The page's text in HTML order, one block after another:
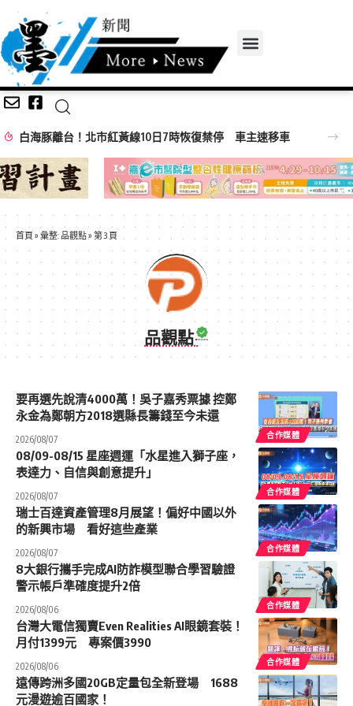
白海豚離台！北市紅黃線10日7時恢復禁停 車主速移車
首頁 » 彙整: 品觀點» 第 3 頁
品觀點
合作媒體
要再選先說清4000萬！吳子嘉秀票據 控鄭
永金為鄭朝方2018選縣長籌錢至今未還
2026/08/07
合作媒體
08/09-08/15 星座週運「水星進入獅子座，
表達力、自信與創意提升」
2026/08/07
合作媒體
瑞士百達資產管理8月展望！偏好中國以外
的新興市場 看好這些產業
2026/08/07
合作媒體
8大銀行攜手完成AI防詐模型聯合學習驗證
警示帳戶準確度提升2倍
2026/08/06
合作媒體
台灣大電信獨賣Even Realities AI眼鏡套裝！
月付1399元 專案價3990
2026/08/06
遠傳跨洲多國20GB定量包全新登場 1688
元漫遊逾百國家！